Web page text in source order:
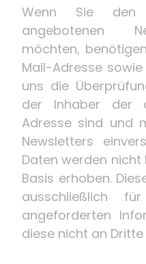
Wenn Sie
angebotenen
möchten,
Mail-Adresse
uns die
der Inhaber der
Adresse sind und
Newsletters
Daten werden nicht
Basis erhoben.
ausschließlich
angeforderten
diese nicht an